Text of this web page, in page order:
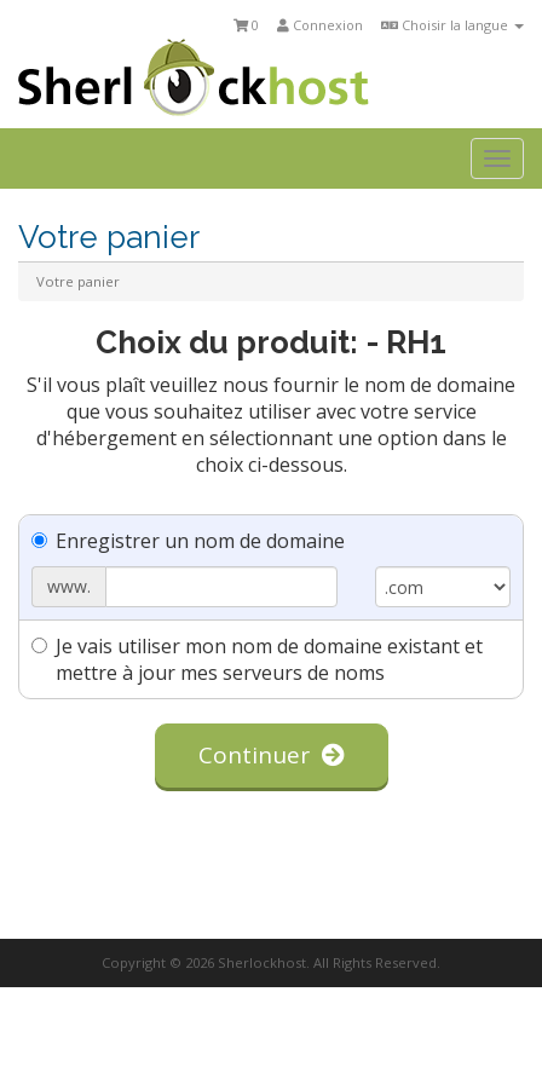
Choisir la langue
Connexion
0
Votre panier
Votre panier
Choix du produit: - RH1
S'il vous plaît veuillez nous fournir le nom de domaine
que vous souhaitez utiliser avec votre service
d'hébergement en sélectionnant une option dans le
choix ci-dessous.
Enregistrer un nom de domaine
www.
Je vais utiliser mon nom de domaine existant et
mettre à jour mes serveurs de noms
Continuer
Copyright © 2026 Sherlockhost. All Rights Reserved.